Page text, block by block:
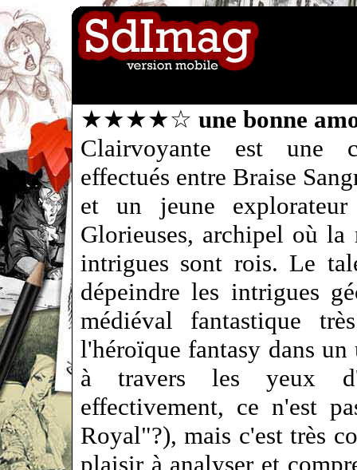
★★★★☆ une bonne
Clairvoyante est une
effectués entre Braise
et un jeune
Glorieuses, archipel où
intrigues sont rois. Le
dépeindre les intrigues
médiéval fantastique
l'héroïque fantasy dans
à travers les yeux
effectivement, ce n'est
Royal"?), mais c'est très
plaisir à analyser et